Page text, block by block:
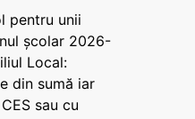
pentru unii
școlar 2026-
Local:
din sumă iar
sau cu